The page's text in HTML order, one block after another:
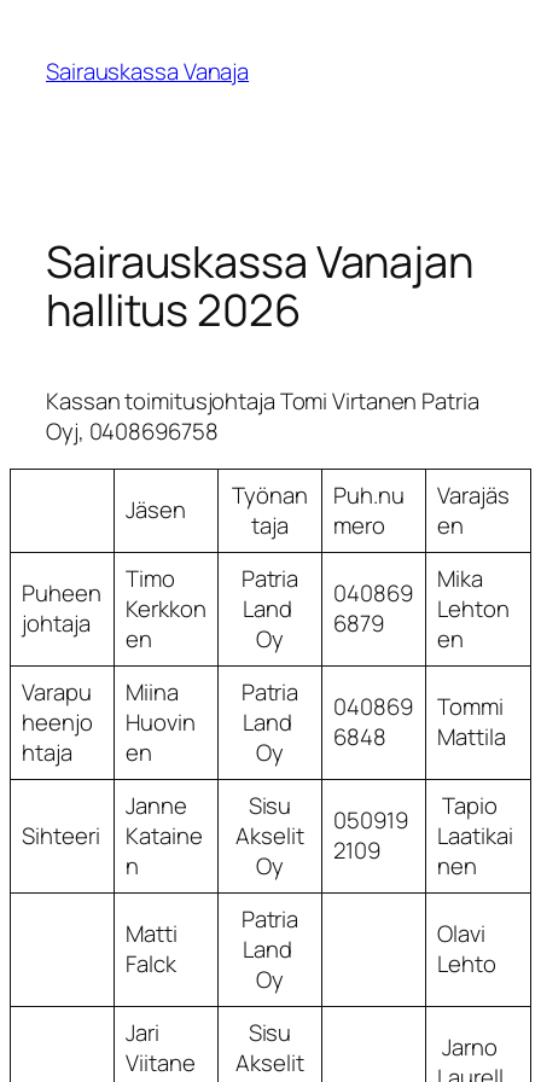
Sairauskassa Vanaja
Sairauskassa Vanajan
hallitus 2026
Kassan toimitusjohtaja Tomi Virtanen Patria
Oyj, 0408696758
Jäsen
Työnan
taja
Puh.nu
mero
Varajäs
en
Puheen
johtaja
Timo
Kerkkon
en
Patria
Land
Oy
040869
6879
Mika
Lehton
en
Varapu
heenjo
htaja
Miina
Huovin
en
Patria
Land
Oy
040869
6848
Tommi
Mattila
Sihteeri
Janne
Kataine
n
Sisu
Akselit
Oy
050919
2109
Tapio
Laatikai
nen
Matti
Falck
Patria
Land
Oy
Olavi
Lehto
Jari
Viitane
Sisu
Akselit
Jarno